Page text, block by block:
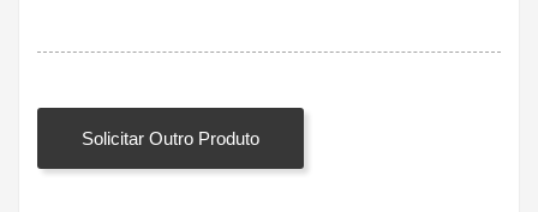
Solicitar Outro Produto